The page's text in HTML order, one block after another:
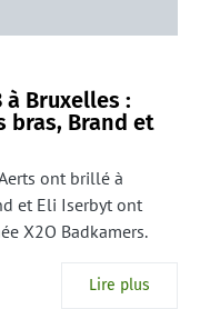
à Bruxelles :
bras, Brand et
ont brillé à
et Eli Iserbyt ont
X2O Badkamers.
Lire plus